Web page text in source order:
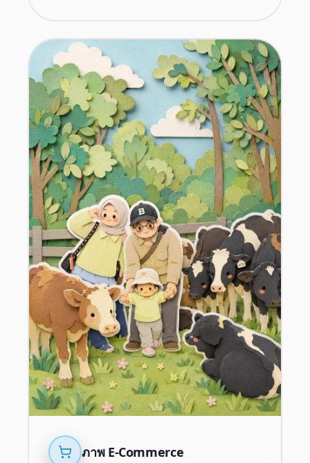
ภาพ E-Commerce